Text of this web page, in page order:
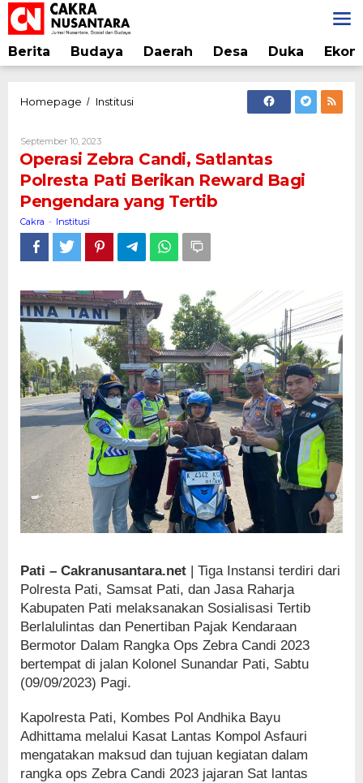
Lewati
ke
konten
Berita Budaya Daerah Desa Duka
Homepage / InstitusiOperasi
Polresta
Pati
Berikan
Reward
Bagi
Pengendara
yang
September 10, 2023Oleh
Cakra
Operasi Zebra Candi, Satlantas
Polresta Pati Berikan Reward Bagi
Pengendara yang Tertib
Cakra - Institusi
Pati – Cakranusantara.net | Tiga Instansi terdiri dari
Polresta Pati, Samsat Pati, dan Jasa Raharja
Kabupaten Pati melaksanakan Sosialisasi Tertib
Berlalulintas dan Penertiban Pajak Kendaraan
Bermotor Dalam Rangka Ops Zebra Candi 2023
bertempat di jalan Kolonel Sunandar Pati, Sabtu
(09/09/2023) Pagi.
Kapolresta Pati, Kombes Pol Andhika Bayu
Adhittama melalui Kasat Lantas Kompol Asfauri
mengatakan maksud dan tujuan kegiatan dalam
rangka ops Zebra Candi 2023 jajaran Sat lantas